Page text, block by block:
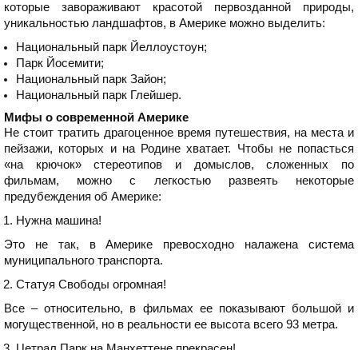
которые завораживают красотой первозданной природы,
уникальностью ландшафтов, в Америке можно выделить:
Национальный парк Йеллоустоун;
Парк Йосемити;
Национальный парк Зайон;
Национальный парк Глейшер.
Мифы о современной Америке
Не стоит тратить драгоценное время путешествия, на места и
пейзажи, которых и на Родине хватает. Чтобы не попасться
«на крючок» стереотипов и домыслов, сложенных по
фильмам, можно с легкостью развеять некоторые
предубеждения об Америке:
Нужна машина!
Это не так, в Америке превосходно налажена система
муниципального транспорта.
Статуя Свободы огромная!
Все – относительно, в фильмах ее показывают большой и
могущественной, но в реальности ее высота всего 93 метра.